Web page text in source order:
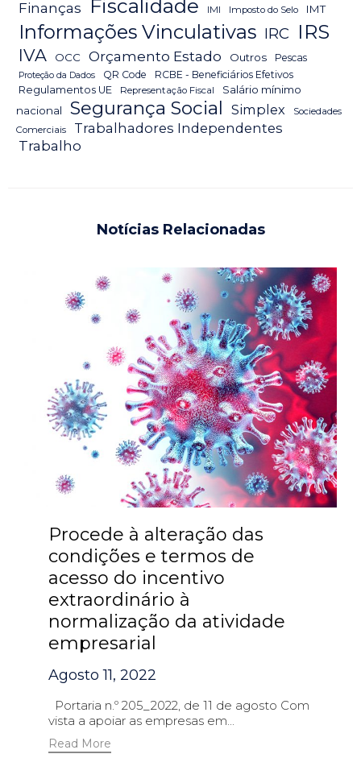
Finanças Fiscalidade IMI Imposto do Selo IMT
Informações Vinculativas IRC IRS
IVA OCC Orçamento Estado Outros Pescas
Proteção da Dados QR Code
RCBE - Beneficiários Efetivos
Regulamentos UE
Representação Fiscal
Salário mínimo
nacional
Segurança Social Simplex
Sociedades
Comerciais
Trabalhadores Independentes
Trabalho
Notícias Relacionadas
Procede à alteração das
condições e termos de
acesso do incentivo
extraordinário à
normalização da atividade
empresarial
Agosto 11, 2022
Portaria n.º 205_2022, de 11 de agosto Com
vista a apoiar as empresas em...
Read More